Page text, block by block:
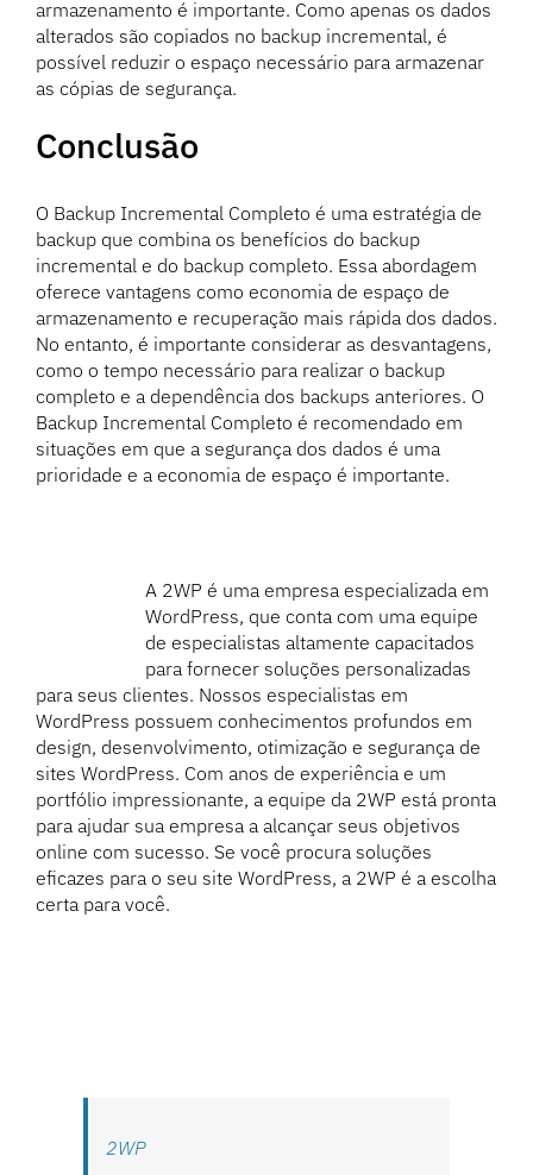
armazenamento é importante. Como apenas os dados
alterados são copiados no backup incremental, é
possível reduzir o espaço necessário para armazenar
as cópias de segurança.
Conclusão
O Backup Incremental Completo é uma estratégia de
backup que combina os benefícios do backup
incremental e do backup completo. Essa abordagem
oferece vantagens como economia de espaço de
armazenamento e recuperação mais rápida dos dados.
No entanto, é importante considerar as desvantagens,
como o tempo necessário para realizar o backup
completo e a dependência dos backups anteriores. O
Backup Incremental Completo é recomendado em
situações em que a segurança dos dados é uma
prioridade e a economia de espaço é importante.
A 2WP é uma empresa especializada em
WordPress, que conta com uma equipe
de especialistas altamente capacitados
para fornecer soluções personalizadas
para seus clientes. Nossos especialistas em
WordPress possuem conhecimentos profundos em
design, desenvolvimento, otimização e segurança de
sites WordPress. Com anos de experiência e um
portfólio impressionante, a equipe da 2WP está pronta
para ajudar sua empresa a alcançar seus objetivos
online com sucesso. Se você procura soluções
eficazes para o seu site WordPress, a 2WP é a escolha
certa para você.
2WP